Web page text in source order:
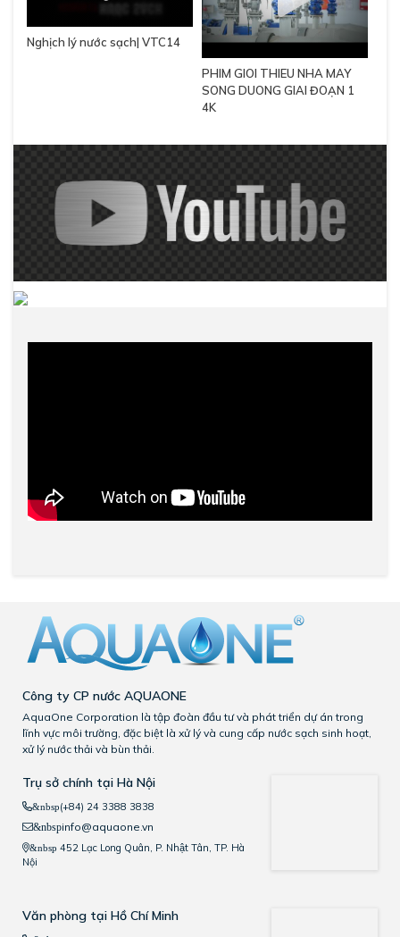
Nghịch lý nước sạch| VTC14
PHIM GIOI THIEU NHA MAY
SONG DUONG GIAI ĐOẠN 1
4K
Công ty CP nước AQUAONE
AquaOne Corporation là tập đoàn đầu tư và phát triển dự án trong
lĩnh vực môi trường, đặc biệt là xử lý và cung cấp nước sạch sinh hoạt,
xử lý nước thải và bùn thải.
Trụ sở chính tại Hà Nội
&nbsp(+84) 24 3388 3838
&nbspinfo@aquaone.vn
&nbsp 452 Lạc Long Quân, P. Nhật Tân, TP. Hà
Nội
Văn phòng tại Hồ Chí Minh